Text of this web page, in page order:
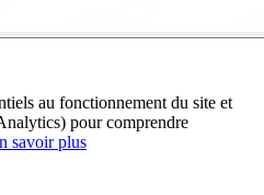
au fonctionnement du site et
pour comprendre
savoir plus